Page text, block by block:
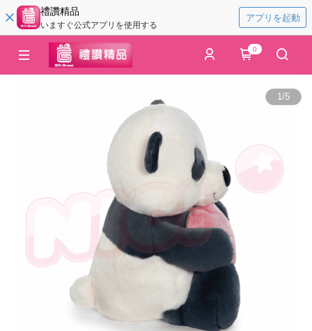
禮讚精品
いますぐ公式アプリを使用する
アプリを起動
0
1/5